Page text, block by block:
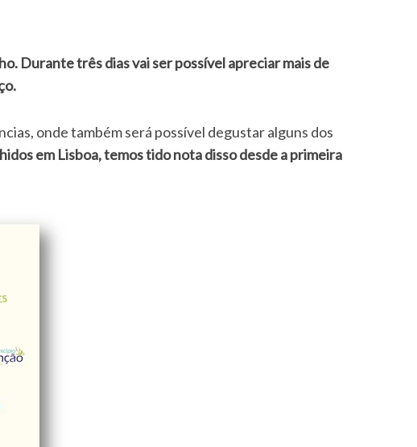
onde também será possível degustar alguns dos
em Lisboa, temos tido nota disso desde a primeira